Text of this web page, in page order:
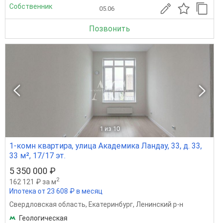
Собственник 05.06
Позвонить
1 из 10
1-комн квартира, улица Академика Ландау, 33, д. 33,
33 м², 17/17 эт.
5 350 000 ₽
162 121 ₽ за м2
Ипотека от 23 608 ₽ в месяц
Свердловская область, Екатеринбург, Ленинский р-н
Геологическая